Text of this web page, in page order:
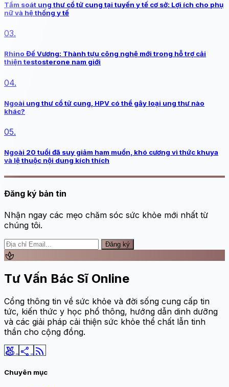
Tầm soát ung thư cổ tử cung tại tuyến y tế cơ sở: Lợi ích cho phụ
nữ và hệ thống y tế
03.
Rhino Đế Vương: Thành tựu công nghệ mới trong hỗ trợ cải
thiện testosterone nam giới
04.
Ngoài ung thư cổ tử cung, HPV có thể gây loại ung thư nào
khác?
05.
Ngoài 20 tuổi đã suy giảm ham muốn, khó cương vì thức khuya
và lệ thuộc nội dung kích thích
Đăng ký bản tin
Nhận ngay các mẹo chăm sóc sức khỏe mới nhất từ
chúng tôi.
Đăng ký
spa
Tư Vấn Bác Sĩ Online
Cổng thông tin về sức khỏe và đời sống cung cấp tin
tức, kiến thức y học phổ thông, hướng dẫn dinh dưỡng
và các giải pháp cải thiện sức khỏe thể chất lẫn tinh
thần cho cộng đồng.
social_leaderboard share rss_feed
Chuyên mục